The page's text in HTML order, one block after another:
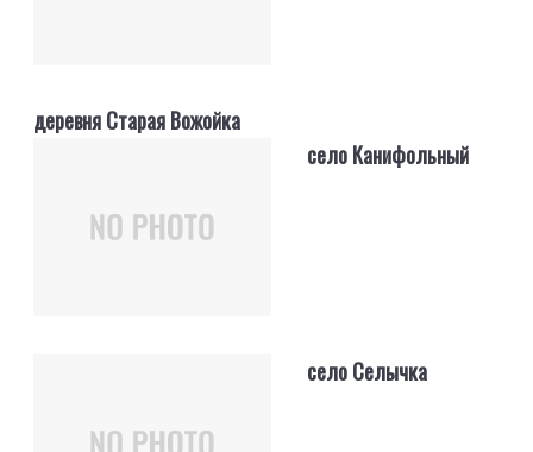
деревня Старая Вожойка
село Канифольный
село Селычка